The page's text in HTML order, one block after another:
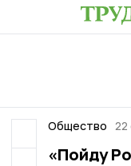
Общество 22
«Пойду